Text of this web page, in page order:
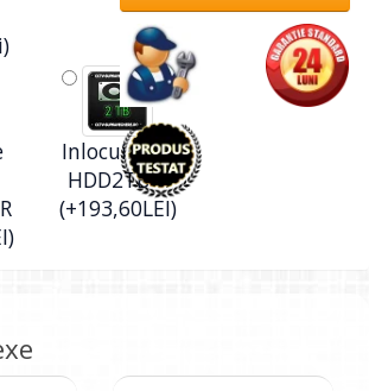
Inlocuire cu
HDD2TB-R
(+193,60LEI)